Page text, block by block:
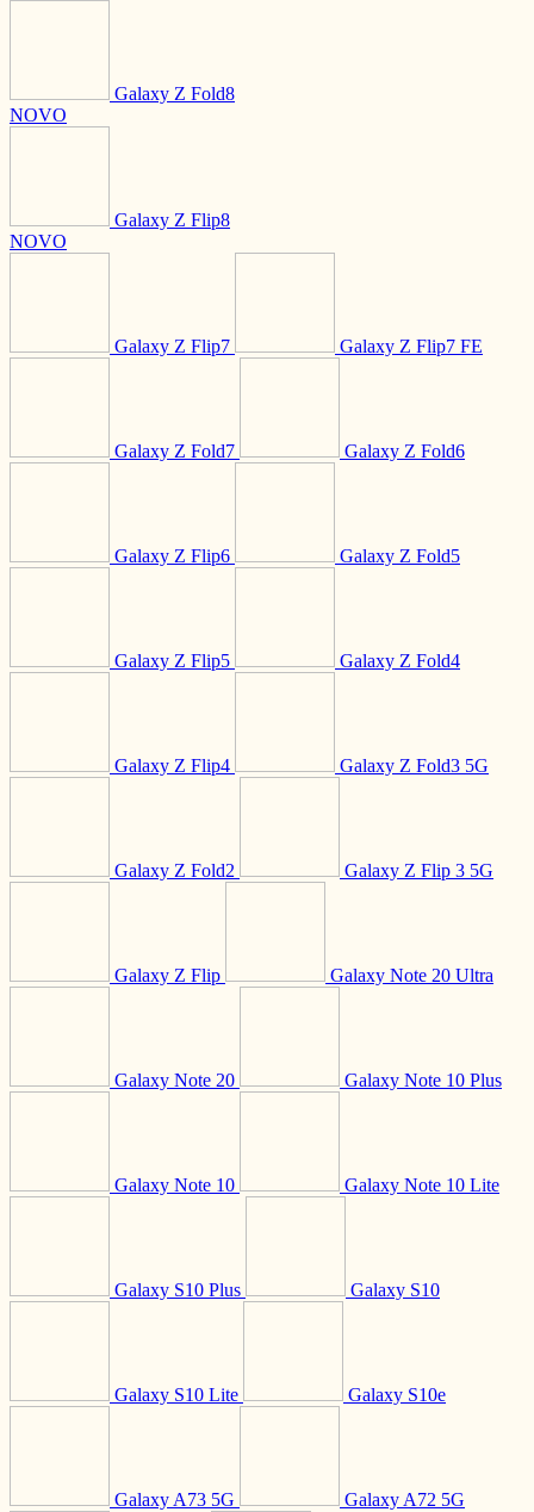
Galaxy Z Fold8
NOVO
Galaxy Z Flip8
NOVO
Galaxy Z Flip7 Galaxy Z Flip7 FE
Galaxy Z Fold7 Galaxy Z Fold6
Galaxy Z Flip6 Galaxy Z Fold5
Galaxy Z Flip5 Galaxy Z Fold4
Galaxy Z Flip4 Galaxy Z Fold3 5G
Galaxy Z Fold2 Galaxy Z Flip 3 5G
Galaxy Z Flip Galaxy Note 20 Ultra
Galaxy Note 20 Galaxy Note 10 Plus
Galaxy Note 10 Galaxy Note 10 Lite
Galaxy S10 Plus Galaxy S10
Galaxy S10 Lite Galaxy S10e
Galaxy A73 5G Galaxy A72 5G